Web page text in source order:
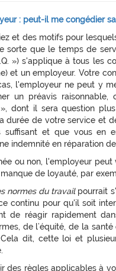
: peut-il me congédier
et des motifs pour
sorte que le temps de
») s'applique à tous les
et un employeur. Votre
l'employeur ne peut y
un préavis raisonnable,
dont il sera question
durée de votre service et
et que vous en
indemnité en réparation
ou non, l'employeur
de loyauté, par
normes du travailpourrait
continu pour qu'il soit
de réagir rapidement
de l’équité, de la
dit, cette loi et
des règles applicables à